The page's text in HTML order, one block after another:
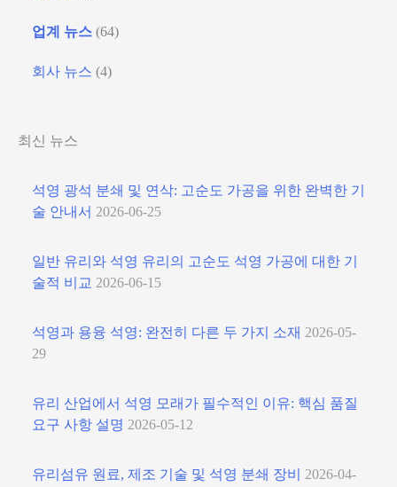
업계 뉴스 (64)
회사 뉴스 (4)
최신 뉴스
석영 광석 분쇄 및 연삭: 고순도 가공을 위한 완벽한 기
술 안내서 2026-06-25
일반 유리와 석영 유리의 고순도 석영 가공에 대한 기
술적 비교 2026-06-15
석영과 용융 석영: 완전히 다른 두 가지 소재 2026-05-
29
유리 산업에서 석영 모래가 필수적인 이유: 핵심 품질
요구 사항 설명 2026-05-12
유리섬유 원료, 제조 기술 및 석영 분쇄 장비
2026-04-